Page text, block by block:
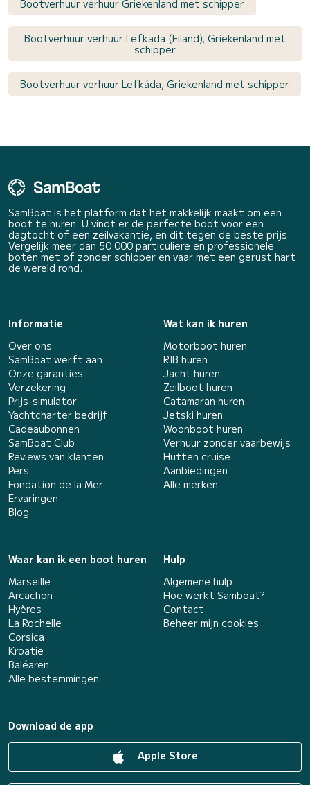
Bootverhuur verhuur Griekenland met schipper
Bootverhuur verhuur Lefkada (Eiland), Griekenland met
schipper
Bootverhuur verhuur Lefkáda, Griekenland met schipper
SamBoat is het platform dat het makkelijk maakt om een
boot te huren. U vindt er de perfecte boot voor een
dagtocht of een zeilvakantie, en dit tegen de beste prijs.
Vergelijk meer dan 50 000 particuliere en professionele
boten met of zonder schipper en vaar met een gerust hart
de wereld rond.
Informatie
Over ons
SamBoat werft aan
Onze garanties
Verzekering
Prijs-simulator
Yachtcharter bedrijf
Cadeaubonnen
SamBoat Club
Reviews van klanten
Pers
Fondation de la Mer
Ervaringen
Blog
Wat kan ik huren
Motorboot huren
RIB huren
Jacht huren
Zeilboot huren
Catamaran huren
Jetski huren
Woonboot huren
Verhuur zonder vaarbewijs
Hutten cruise
Aanbiedingen
Alle merken
Waar kan ik een boot huren
Marseille
Arcachon
Hyères
La Rochelle
Corsica
Kroatië
Baléaren
Alle bestemmingen
Hulp
Algemene hulp
Hoe werkt Samboat?
Contact
Beheer mijn cookies
Download de app
Apple Store